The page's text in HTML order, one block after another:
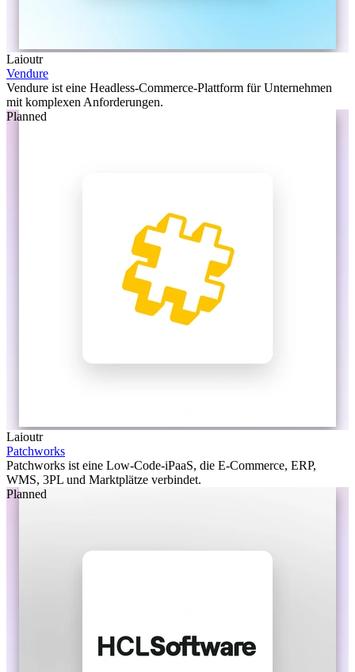
Laioutr
Vendure
Vendure ist eine Headless-Commerce-Plattform für Unternehmen
mit komplexen Anforderungen.
Planned
Laioutr
Patchworks
Patchworks ist eine Low-Code-iPaaS, die E-Commerce, ERP,
WMS, 3PL und Marktplätze verbindet.
Planned